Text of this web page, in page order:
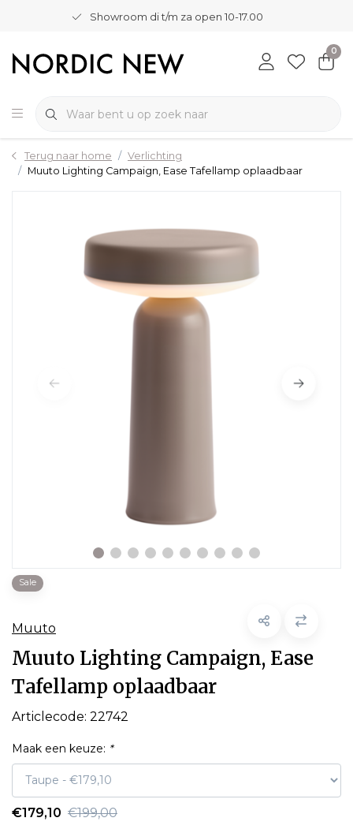
Showroom di t/m za open 10-17.00
0
Terug naar home
Verlichting
Muuto Lighting Campaign, Ease Tafellamp oplaadbaar
Sale
Muuto
Muuto Lighting Campaign, Ease
Tafellamp oplaadbaar
Articlecode: 22742
Maak een keuze: *
€179,10 €199,00